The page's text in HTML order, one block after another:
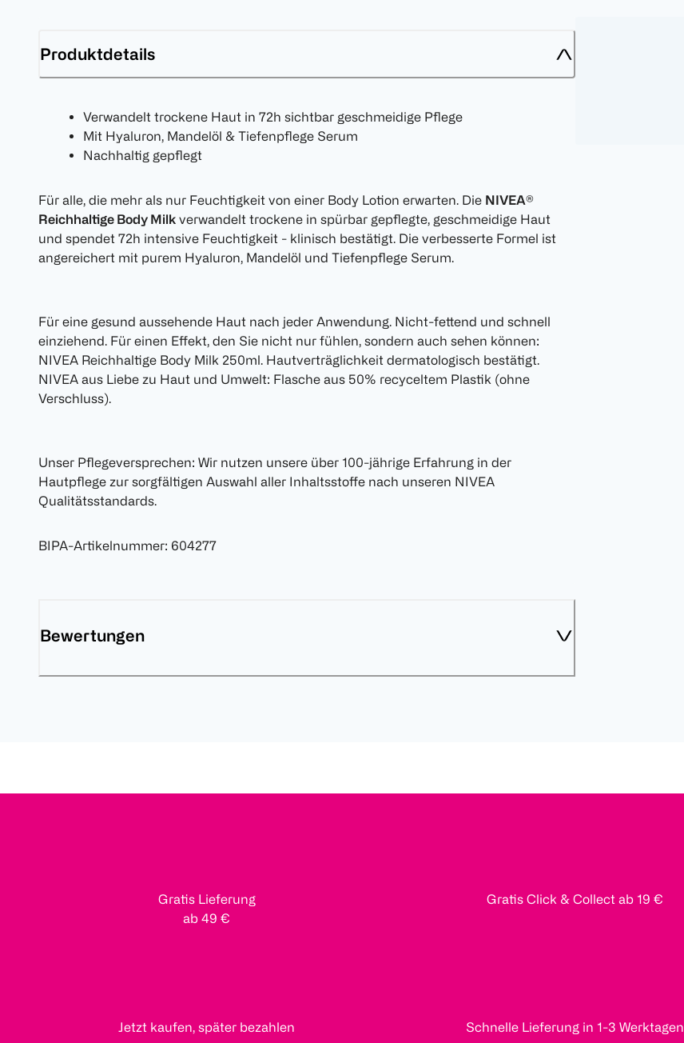
Produktdetails
Verwandelt trockene Haut in 72h sichtbar geschmeidige Pflege
Mit Hyaluron, Mandelöl & Tiefenpflege Serum
Nachhaltig gepflegt
Für alle, die mehr als nur Feuchtigkeit von einer Body Lotion erwarten. Die NIVEA®
Reichhaltige Body Milk verwandelt trockene in spürbar gepflegte, geschmeidige Haut
und spendet 72h intensive Feuchtigkeit - klinisch bestätigt. Die verbesserte Formel ist
angereichert mit purem Hyaluron, Mandelöl und Tiefenpflege Serum.
Für eine gesund aussehende Haut nach jeder Anwendung. Nicht-fettend und schnell
einziehend. Für einen Effekt, den Sie nicht nur fühlen, sondern auch sehen können:
NIVEA Reichhaltige Body Milk 250ml. Hautverträglichkeit dermatologisch bestätigt.
NIVEA aus Liebe zu Haut und Umwelt: Flasche aus 50% recyceltem Plastik (ohne
Verschluss).
Unser Pflegeversprechen: Wir nutzen unsere über 100-jährige Erfahrung in der
Hautpflege zur sorgfältigen Auswahl aller Inhaltsstoffe nach unseren NIVEA
Qualitätsstandards.
BIPA-Artikelnummer: 604277
Bewertungen
Gratis Lieferung
ab 49 €
Gratis Click & Collect ab 19 €
Jetzt kaufen, später bezahlen Schnelle Lieferung in 1-3 Werktagen